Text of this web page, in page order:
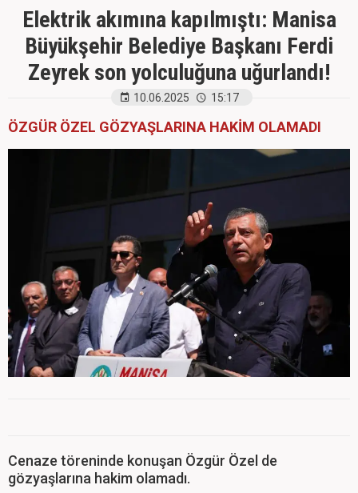
Elektrik akımına kapılmıştı: Manisa
Büyükşehir Belediye Başkanı Ferdi
Zeyrek son yolculuğuna uğurlandı!
10.06.2025 15:17
ÖZGÜR ÖZEL GÖZYAŞLARINA HAKİM OLAMADI
Cenaze töreninde konuşan Özgür Özel de
gözyaşlarına hakim olamadı.